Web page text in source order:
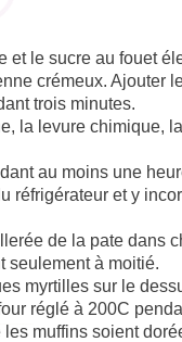
et le sucre au fouet
crémeux. Ajouter
trois minutes.
, la levure chimique,
au moins une
réfrigérateur et y
de la pate dans
seulementà moitié.
myrtilles sur le
réglé à 200C
les muffins soient